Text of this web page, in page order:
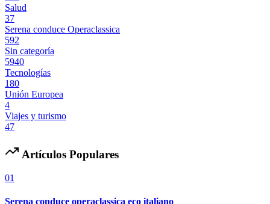
Salud
37
Serena conduce Operaclassica
592
Sin categoría
5940
Tecnologías
180
Unión Europea
4
Viajes y turismo
47
Artículos Populares
01
Serena conduce operaclassica eco italiano